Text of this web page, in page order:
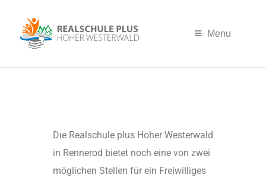
Menu
Die Realschule plus Hoher Westerwald
in Rennerod bietet noch eine von zwei
möglichen Stellen für ein Freiwilliges